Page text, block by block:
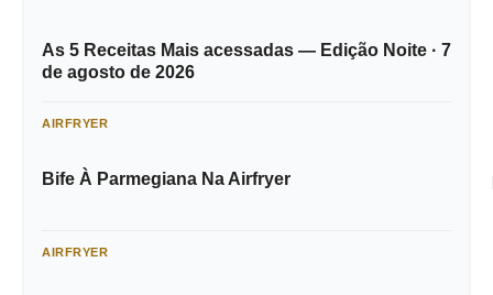
As 5 Receitas Mais acessadas — Edição Noite · 7
de agosto de 2026
AIRFRYER
Bife À Parmegiana Na Airfryer
AIRFRYER